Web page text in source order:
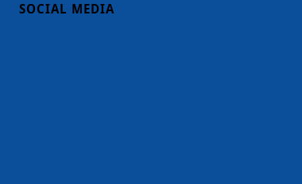
SOCIAL MEDIA